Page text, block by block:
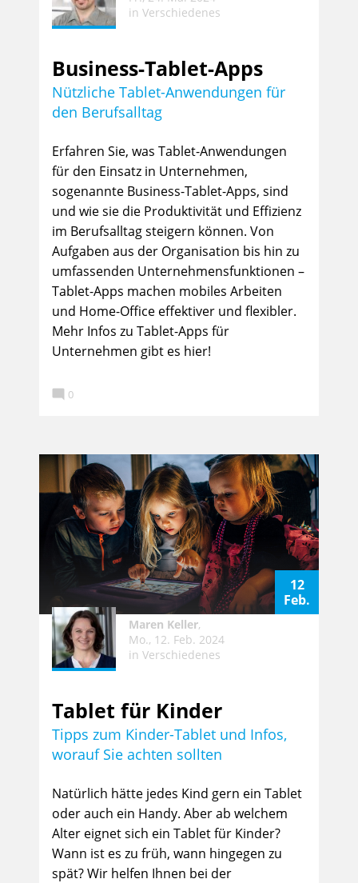
in Verschiedenes
Business-Tablet-Apps
Nützliche Tablet-Anwendungen für
den Berufsalltag
Erfahren Sie, was Tablet-Anwendungen
für den Einsatz in Unternehmen,
sogenannte Business-Tablet-Apps, sind
und wie sie die Produktivität und Effizienz
im Berufsalltag steigern können. Von
Aufgaben aus der Organisation bis hin zu
umfassenden Unternehmensfunktionen –
Tablet-Apps machen mobiles Arbeiten
und Home-Office effektiver und flexibler.
Mehr Infos zu Tablet-Apps für
Unternehmen gibt es hier!
 0
12
Feb.
Maren Keller,
Mo., 12. Feb. 2024
in Verschiedenes
Tablet für Kinder
Tipps zum Kinder-Tablet und Infos,
worauf Sie achten sollten
Natürlich hätte jedes Kind gern ein Tablet
oder auch ein Handy. Aber ab welchem
Alter eignet sich ein Tablet für Kinder?
Wann ist es zu früh, wann hingegen zu
spät? Wir helfen Ihnen bei der